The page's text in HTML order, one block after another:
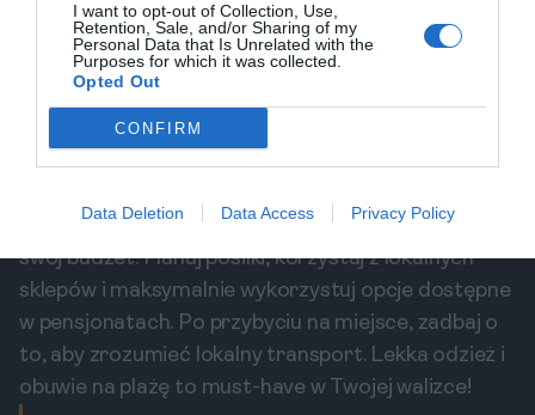
I want to opt-out of Collection, Use,
Retention, Sale, and/or Sharing of my
Personal Data that Is Unrelated with the
Purposes for which it was collected.
Opted Out
CONFIRM
Data Deletion Data Access Privacy Policy
bezpieczeństwa są ważne. Zachowuj ostrożność,
nie zostawiaj cennych rzeczy bez nadzoru oraz
unikaj spacerów po wyspie w nocy samotnie. Warto
również zwrócić uwagę na lokalne objawy
zdrowotne i dbać o higienę.
Wybierając się na Rasdhoo, warto zoptymalizować
swój budżet. Planuj posiłki, korzystaj z lokalnych
sklepów i maksymalnie wykorzystuj opcje dostępne
w pensjonatach. Po przybyciu na miejsce, zadbaj o
to, aby zrozumieć lokalny transport. Lekka odzież i
obuwie na plażę to must-have w Twojej walizce!